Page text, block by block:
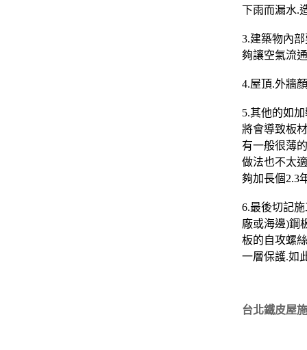
下雨而漏水.
3.建築物內
夠讓空氣流
4.屋頂.外牆
5.其他的如
將會導致板
有一般很薄
做法也不太
夠加長個2.3
6.最後切記
廠或海邊)鋼
板的自攻螺
一層保護.如
台北鐵皮屋